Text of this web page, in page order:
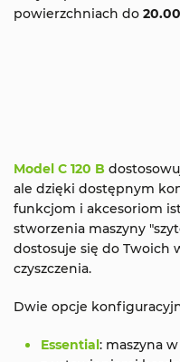
powierzchniach do
Model C 120 B
ale dzięki dostępnym
funkcjom i akcesoriom
stworzenia maszyny
dostosuje się do Twoich
czyszczenia.
Dwie opcje
Essential: maszyna